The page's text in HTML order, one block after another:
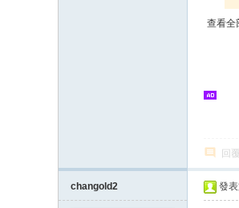
查看全
回覆
changold2 發